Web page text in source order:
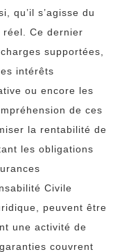
qu’il s’agisse du
réel. Ce dernier
supportées,
intérêts
ou encore les
de ces
la rentabilité de
les obligations
Civile
peuvent être
une activité de
couvrent